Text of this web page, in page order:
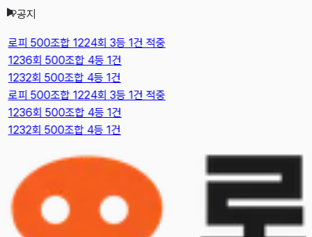
공지
로피 500조합 1224회 3등 1건 적중
1236회 500조합 4등 1건
1232회 500조합 4등 1건
로피 500조합 1224회 3등 1건 적중
1236회 500조합 4등 1건
1232회 500조합 4등 1건